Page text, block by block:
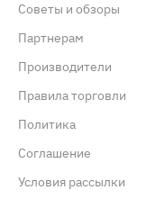
Советы и обзоры
Партнерам
Производители
Правила торговли
Политика
Cоглашение
Условия рассылки